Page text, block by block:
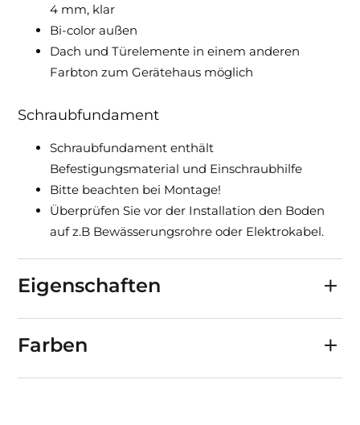
4 mm, klar
Bi-color außen
Dach und Türelemente in einem anderen
Farbton zum Gerätehaus möglich
Schraubfundament
Schraubfundament enthält
Befestigungsmaterial und Einschraubhilfe
Bitte beachten bei Montage!
Überprüfen Sie vor der Installation den Boden
auf z.B Bewässerungsrohre oder Elektrokabel.
Eigenschaften
Farben